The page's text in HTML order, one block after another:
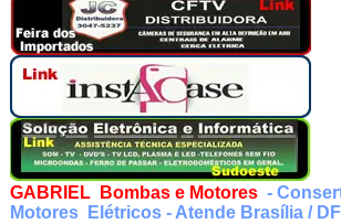
GABRIEL Bombas e Motores -
Motores Elétricos - Atende Brasília / DF